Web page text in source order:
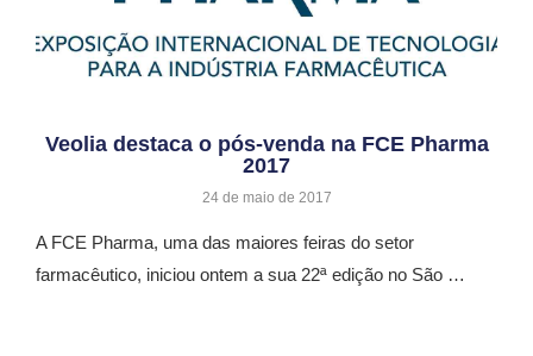
Veolia destaca o pós-venda na FCE Pharma
2017
24 de maio de 2017
A FCE Pharma, uma das maiores feiras do setor
farmacêutico, iniciou ontem a sua 22ª edição no São …